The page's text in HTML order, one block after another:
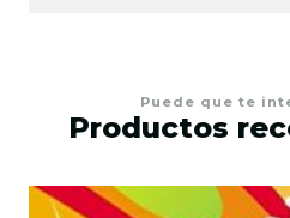
Puede que te
Productos